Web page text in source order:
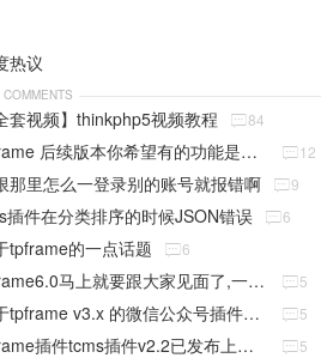
热议
COMMENTS
套视频】thinkphp5视频教程 84
tpframe 后续版本你希望有的功能是什么（分享贴） 12
那里怎么一登录别的账号就报错啊 9
插件在分类排序的时候JSON错误 6
tpframe的一点话题 6
tpframe6.0马上就要跟大家见面了,一次全新的升级 5
基于tpframe v3.x 的微信公众号插件已批量上线 5
tpframe插件tcms插件v2.2已发布上线，欢迎下载使用 5